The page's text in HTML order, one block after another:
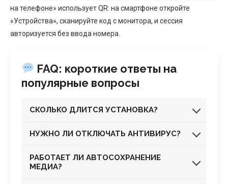
на телефоне» использует QR: на смартфоне откройте
«Устройства», сканируйте код с монитора, и сессия
авторизуется без ввода номера.
FAQ: короткие ответы на
популярные вопросы
СКОЛЬКО ДЛИТСЯ УСТАНОВКА?
НУЖНО ЛИ ОТКЛЮЧАТЬ АНТИВИРУС?
РАБОТАЕТ ЛИ АВТОСОХРАНЕНИЕ
МЕДИА?